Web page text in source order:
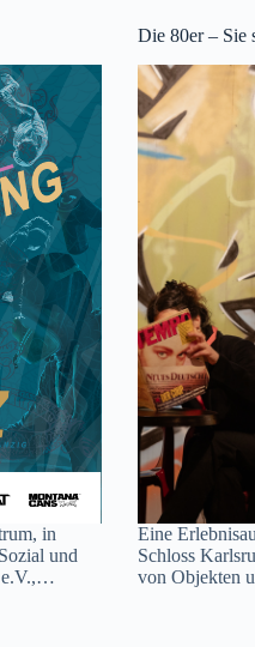
in
und
e.V.,…
Die 80er – Sie
Eine
Schloss
von Objekten